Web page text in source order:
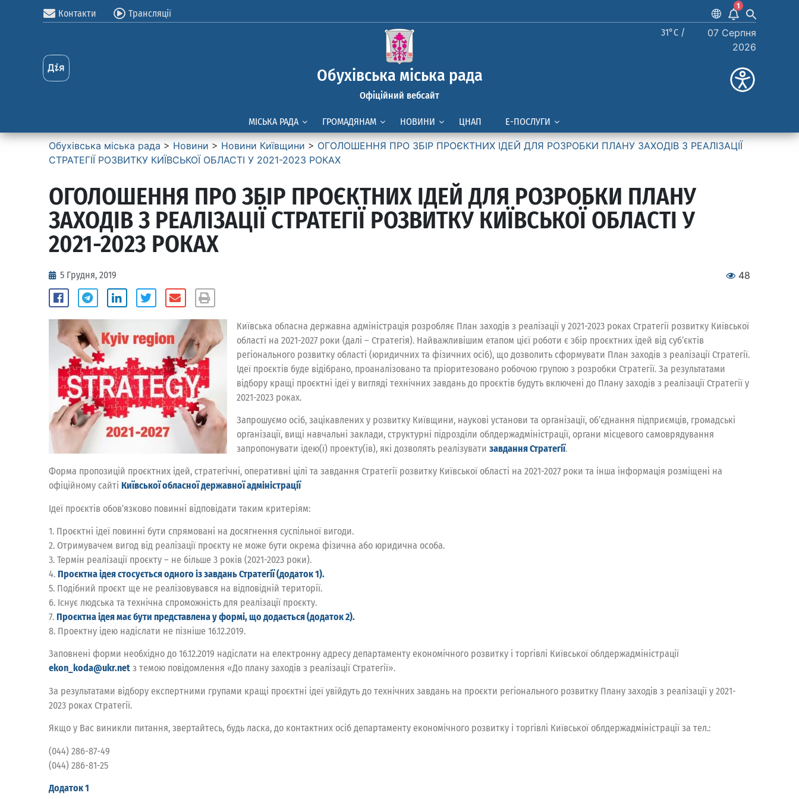
Контакти Трансляції 1
Обухівська міська рада
Офіційний вебсайт
31°C /
07 Серпня
2026
МІСЬКА РАДА ГРОМАДЯНАМ НОВИНИ ЦНАП Е-ПОСЛУГИ
Обухівська міська рада > Новини > Новини Київщини > ОГОЛОШЕННЯ ПРО ЗБІР ПРОЄКТНИХ ІДЕЙ ДЛЯ РОЗРОБКИ ПЛАНУ ЗАХОДІВ З РЕАЛІЗАЦІЇ
СТРАТЕГІЇ РОЗВИТКУ КИЇВСЬКОЇ ОБЛАСТІ У 2021-2023 РОКАХ
ОГОЛОШЕННЯ ПРО ЗБІР ПРОЄКТНИХ ІДЕЙ ДЛЯ РОЗРОБКИ ПЛАНУ
ЗАХОДІВ З РЕАЛІЗАЦІЇ СТРАТЕГІЇ РОЗВИТКУ КИЇВСЬКОЇ ОБЛАСТІ У
2021-2023 РОКАХ
5 Грудня, 2019 48
Київська обласна державна адміністрація розробляє План заходів з реалізації у 2021-2023 роках Стратегії розвитку Київської
області на 2021-2027 роки (далі – Стратегія). Найважливішим етапом цієї роботи є збір проєктних ідей від суб’єктів
регіонального розвитку області (юридичних та фізичних осіб), що дозволить сформувати План заходів з реалізації Стратегії.
Ідеї проєктів буде відібрано, проаналізовано та пріоритезовано робочою групою з розробки Стратегії. За результатами
відбору кращі проєктні ідеї у вигляді технічних завдань до проєктів будуть включені до Плану заходів з реалізації Стратегії у
2021-2023 роках.
Запрошуємо осіб, зацікавлених у розвитку Київщини, наукові установи та організації, об’єднання підприємців, громадські
організації, вищі навчальні заклади, структурні підрозділи облдержадміністрації, органи місцевого самоврядування
запропонувати ідею(ї) проекту(ів), які дозволять реалізувати завдання Стратегії.
Форма пропозицій проєктних ідей, стратегічні, оперативні цілі та завдання Стратегії розвитку Київської області на 2021-2027 роки та інша інформація розміщені на
офіційному сайті Київської обласної державної адміністрації
Ідеї проєктів обов’язково повинні відповідати таким критеріям:
1. Проєктні ідеї повинні бути спрямовані на досягнення суспільної вигоди.
2. Отримувачем вигод від реалізації проєкту не може бути окрема фізична або юридична особа.
3. Термін реалізації проєкту – не більше 3 років (2021-2023 роки).
4. Проєктна ідея стосується одного із завдань Стратегії (додаток 1).
5. Подібний проєкт ще не реалізовувався на відповідній території.
6. Існує людська та технічна спроможність для реалізації проєкту.
7. Проєктна ідея має бути представлена у формі, що додається (додаток 2).
8. Проектну ідею надіслати не пізніше 16.12.2019.
Заповнені форми необхідно до 16.12.2019 надіслати на електронну адресу департаменту економічного розвитку і торгівлі Київської облдержадміністрації
ekon_koda@ukr.net з темою повідомлення «До плану заходів з реалізації Стратегії».
За результатами відбору експертними групами кращі проєктні ідеї увійдуть до технічних завдань на проєкти регіонального розвитку Плану заходів з реалізації у 2021-
2023 роках Стратегії.
Якщо у Вас виникли питання, звертайтесь, будь ласка, до контактних осіб департаменту економічного розвитку і торгівлі Київської облдержадміністрації за тел.:
(044) 286-87-49
(044) 286-81-25
Додаток 1